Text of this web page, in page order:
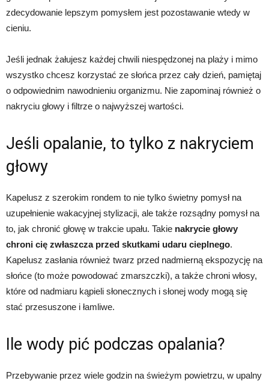
zdecydowanie lepszym pomysłem jest pozostawanie wtedy w
cieniu.
Jeśli jednak żałujesz każdej chwili niespędzonej na plaży i mimo
wszystko chcesz korzystać ze słońca przez cały dzień, pamiętaj
o odpowiednim nawodnieniu organizmu. Nie zapominaj również o
nakryciu głowy i filtrze o najwyższej wartości.
Jeśli opalanie, to tylko z nakryciem
głowy
Kapelusz z szerokim rondem to nie tylko świetny pomysł na
uzupełnienie wakacyjnej stylizacji, ale także rozsądny pomysł na
to, jak chronić głowę w trakcie upału. Takie nakrycie głowy
chroni cię zwłaszcza przed skutkami udaru cieplnego.
Kapelusz zasłania również twarz przed nadmierną ekspozycję na
słońce (to może powodować zmarszczki), a także chroni włosy,
które od nadmiaru kąpieli słonecznych i słonej wody mogą się
stać przesuszone i łamliwe.
Ile wody pić podczas opalania?
Przebywanie przez wiele godzin na świeżym powietrzu, w upalny